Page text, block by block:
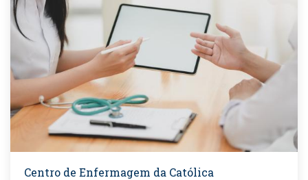
Centro de Enfermagem da Católica